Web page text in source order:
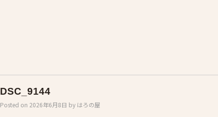
DSC_9144
Posted on 2026年6月8日 by はろの屋